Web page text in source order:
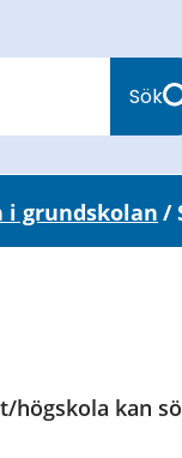
Sök
i grundskolan /
högskola kan